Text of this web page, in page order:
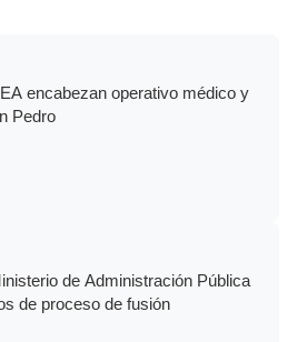
encabezan operativo médico y
Pedro
de Administración Pública
de proceso de fusión